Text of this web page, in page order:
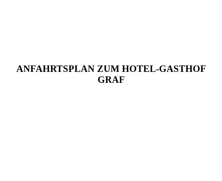
ANFAHRTSPLAN ZUM HOTEL-GASTHOF
GRAF